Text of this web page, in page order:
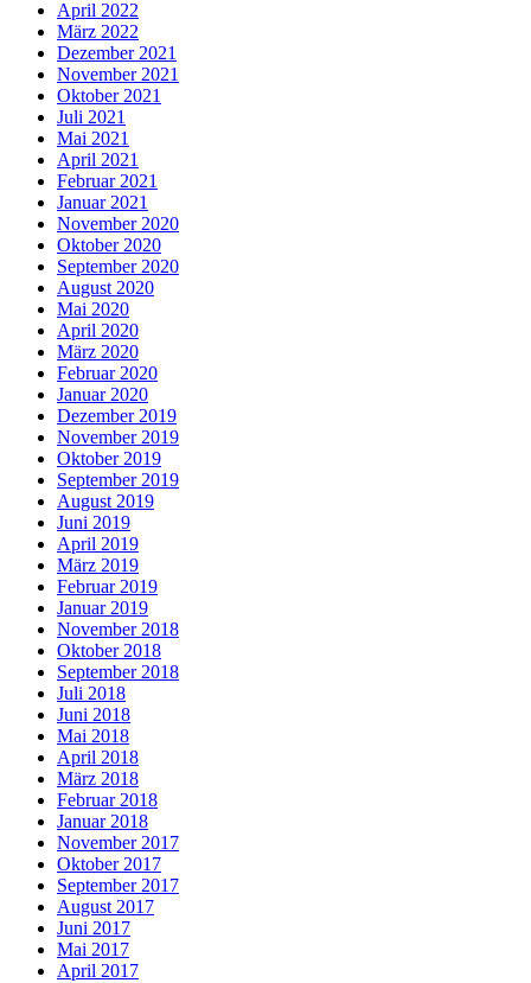
April 2022
März 2022
Dezember 2021
November 2021
Oktober 2021
Juli 2021
Mai 2021
April 2021
Februar 2021
Januar 2021
November 2020
Oktober 2020
September 2020
August 2020
Mai 2020
April 2020
März 2020
Februar 2020
Januar 2020
Dezember 2019
November 2019
Oktober 2019
September 2019
August 2019
Juni 2019
April 2019
März 2019
Februar 2019
Januar 2019
November 2018
Oktober 2018
September 2018
Juli 2018
Juni 2018
Mai 2018
April 2018
März 2018
Februar 2018
Januar 2018
November 2017
Oktober 2017
September 2017
August 2017
Juni 2017
Mai 2017
April 2017